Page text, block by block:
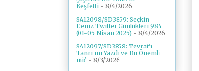
Keşfetti - 8/4/2026
SA12098/SD3859: Seçkin
Deniz Twitter Günlükleri 984
(01-05 Nisan 2025) - 8/4/2026
SA12097/SD3858: Tevrat'ı
Tanrı mı Yazdı ve Bu Önemli
mi? - 8/3/2026